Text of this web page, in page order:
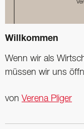
Willkommen
Wenn wir als
müssen wir uns
von Verena Pliger